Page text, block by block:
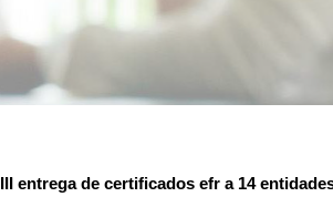
III entrega de certificados efr a 14